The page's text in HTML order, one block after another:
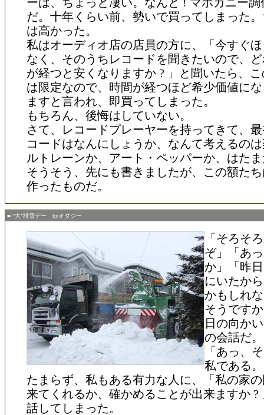
だ。十年くらい前、勢いで買ってしまった
は高かった。
私はオーディオ店の店員の方に、「今すぐ
なく、そのうちレコードを聞きたいので、
が経つと安くなりますか ? 」と聞いたら、
は限定なので、時間が経つほど希少価値に
ますと言われ、即買ってしまった。
もちろん、後悔はしていない。
さて、レコードプレーヤーを持ってきて、
コードはなんにしょうか、なんて考えるの
ルトレーンか、アート・ペッパーか、はた
そうそう、先にも書きましたが、この額た
作ったものだ。
■ “大”排雪デー byオダジー
「そろそ
ぞ」「あ
か」「昨
にいたか
かもしれ
そうです
日の向か
の会話だ
「あっ、
私である。
たまらず、私もある有力な人に、「私の家
来てくれるか、確かめることが出来ますか ?
話してしまった。